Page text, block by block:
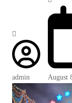
admin August